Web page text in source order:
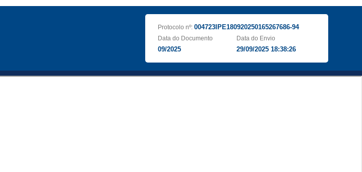
Protocolo nº: 004723IPE180920250165267686-94
Data do Documento
09/2025
Data do Envio
29/09/2025 18:38:26